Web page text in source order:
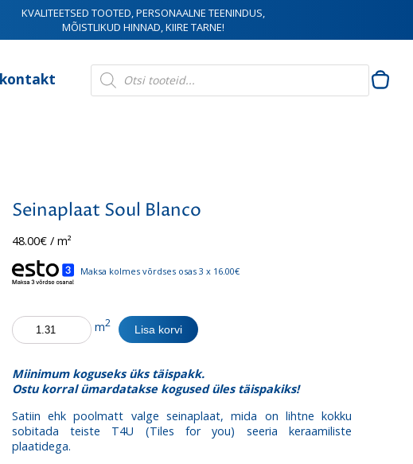
KVALITEETSED TOOTED, PERSONAALNE TEENINDUS,
MÕISTLIKUD HINNAD, KIIRE TARNE!
Products
search
Seinaplaat Soul Blanco
48.00€/ m²
Maksa kolmes võrdses osas 3 x 16.00€
Seinaplaat
Soul
kogus
m2 Lisa korvi
Miinimum koguseks üks täispakk.
Ostu korral ümardatakse kogused üles täispakiks!
Satiin ehk poolmatt valge seinaplaat, mida on lihtne kokku
sobitada teiste T4U (Tiles for you) seeria keraamiliste
plaatidega.